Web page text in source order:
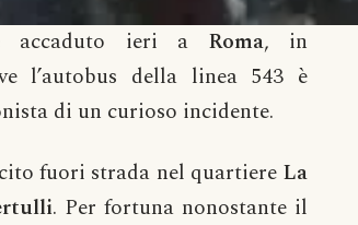
accaduto ieri a Roma, in
l’autobus della linea 543 è
di un curioso incidente.
fuori strada nel quartiere La
. Per fortuna nonostante il